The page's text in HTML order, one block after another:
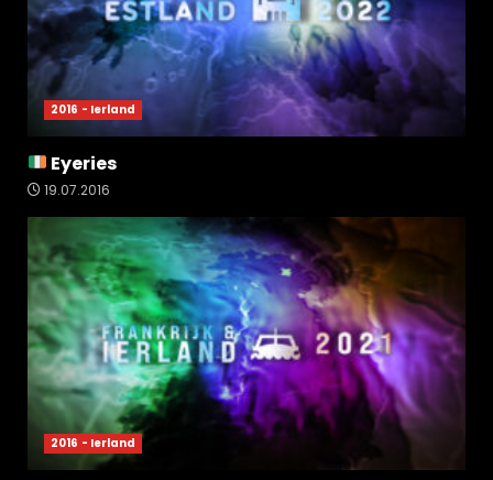
2016 - Ierland
Eyeries
19.07.2016
2016 - Ierland